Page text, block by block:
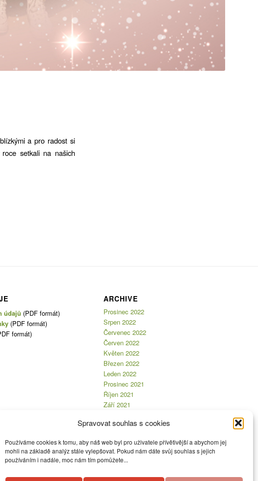
Spravovat souhlas s cookies
Používáme cookies k tomu, aby náš web byl pro uživatele přívětivější a abychom jej
mohli na základě analýz stále vylepšovat. Pokud nám dáte svůj souhlas s jejich
používáním i nadále, moc nám tím pomůžete...
a pro radost si
setkali na našich
údajů (PDF formát)
(PDF formát)
formát)
ARCHIVE
Prosinec 2022
Srpen 2022
Červenec 2022
Červen 2022
Květen 2022
Březen 2022
Leden 2022
Prosinec 2021
Říjen 2021
Září 2021
Červen 2021
Prosinec 2020
Březen 2020